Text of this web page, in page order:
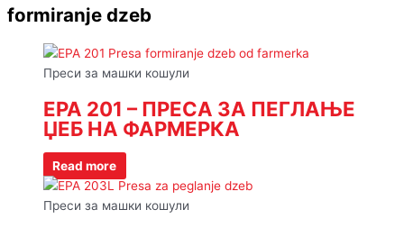
formiranje dzeb
Преси за машки кошули
EPA 201 – ПРЕСА ЗА ПЕГЛАЊЕ
ЏЕБ НА ФАРМЕРКА
Read more
Преси за машки кошули